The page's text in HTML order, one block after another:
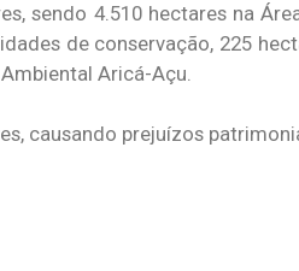
sendo 4.510 hectares na
de conservação, 225
Aricá-Açu.
causando prejuízos